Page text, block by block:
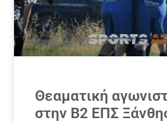
Θεαματική
στην Β2 ΕΠΣ